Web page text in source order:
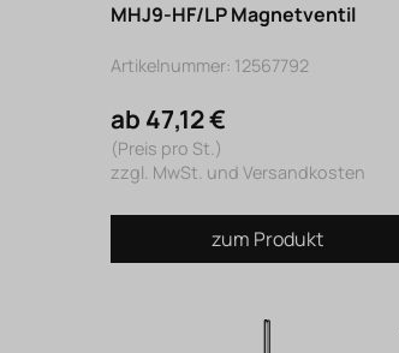
MHJ9-HF/LP Magnetventil
Artikelnummer: 12567792
ab 47,12 €
(Preis pro St.)
zzgl. MwSt. und Versandkosten
zum Produkt